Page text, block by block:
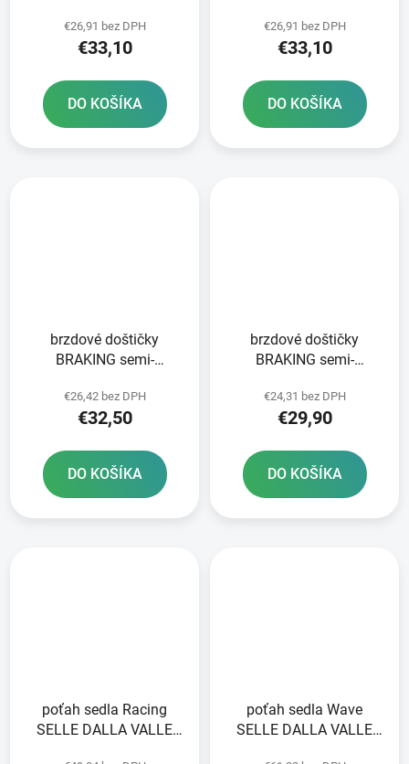
€26,91 bez DPH
€33,10
DO KOŠÍKA
€26,91 bez DPH
€33,10
DO KOŠÍKA
brzdové doštičky
BRAKING semi-
ks v balení
€26,42 bez DPH
€32,50
DO KOŠÍKA
brzdové doštičky
BRAKING semi-
ks v balení
€24,31 bez DPH
€29,90
DO KOŠÍKA
poťah sedla Racing
SELLE DALLA VALLE
poťah sedla Wave
SELLE DALLA VALLE